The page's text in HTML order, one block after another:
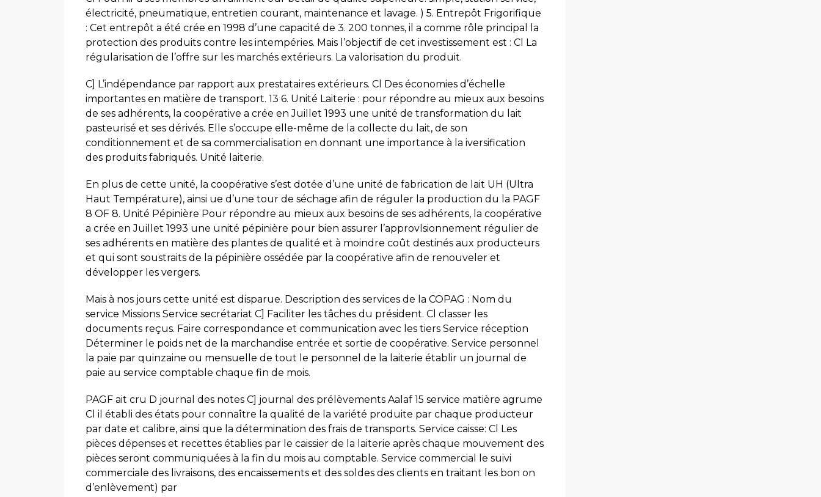
électricité, pneumatique, entretien courant, maintenance et lavage. ) 5. Entrepôt Frigorifique
: Cet entrepôt a été crée en 1998 d’une capacité de 3. 200 tonnes, il a comme rôle principal la
protection des produits contre les intempéries. Mais l’objectif de cet investissement est : Cl La
régularisation de l’offre sur les marchés extérieurs. La valorisation du produit.
C] L’indépendance par rapport aux prestataires extérieurs. Cl Des économies d’échelle
importantes en matière de transport. 13 6. Unité Laiterie : pour répondre au mieux aux besoins
de ses adhérents, la coopérative a crée en Juillet 1993 une unité de transformation du lait
pasteurisé et ses dérivés. Elle s’occupe elle-même de la collecte du lait, de son
conditionnement et de sa commercialisation en donnant une importance à la iversification
des produits fabriqués. Unité laiterie.
En plus de cette unité, la coopérative s’est dotée d’une unité de fabrication de lait UH (Ultra
Haut Température), ainsi ue d’une tour de séchage afin de réguler la production du la PAGF
8 OF 8. Unité Pépinière Pour répondre au mieux aux besoins de ses adhérents, la coopérative
a crée en Juillet 1993 une unité pépinière pour bien assurer l’approvlsionnement régulier de
ses adhérents en matière des plantes de qualité et à moindre coût destinés aux producteurs
et qui sont soustraits de la pépinière ossédée par la coopérative afin de renouveler et
développer les vergers.
Mais à nos jours cette unité est disparue. Description des services de la COPAG : Nom du
service Missions Service secrétariat C] Faciliter les tâches du président. Cl classer les
documents reçus. Faire correspondance et communication avec les tiers Service réception
Déterminer le poids net de la marchandise entrée et sortie de coopérative. Service personnel
la paie par quinzaine ou mensuelle de tout le personnel de la laiterie établir un journal de
paie au service comptable chaque fin de mois.
PAGF ait cru D journal des notes C] journal des prélèvements Aalaf 15 service matière agrume
Cl il établi des états pour connaître la qualité de la variété produite par chaque producteur
par date et calibre, ainsi que la détermination des frais de transports. Service caisse: Cl Les
pièces dépenses et recettes établies par le caissier de la laiterie après chaque mouvement des
pièces seront communiquées à la fin du mois au comptable. Service commercial le suivi
commerciale des livraisons, des encaissements et des soldes des clients en traitant les bon on
d’enlèvement) par